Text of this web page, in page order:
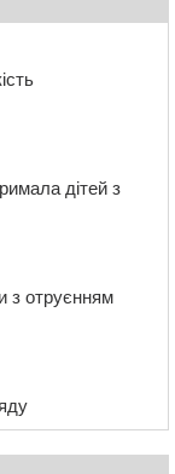
дітей з
з отруєнням